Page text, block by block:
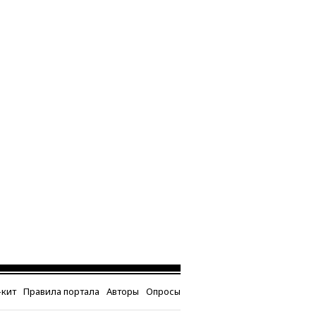
Правила портала Авторы Опросы